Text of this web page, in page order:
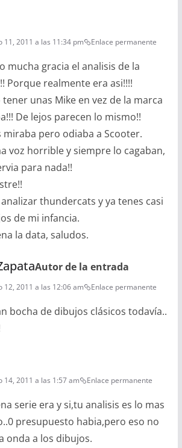
11, 2011 a las 11:34 pm Enlace permanente
mucha gracia el analisis de la
Porque realmente era asi!!!!
tener unas Mike en vez de la marca
De lejos parecen lo mismo!!
miraba pero odiaba a Scooter.
voz horrible y siempre lo cagaban,
para nada!!
thundercats y ya tenes casi
de mi infancia.
la data, saludos.
Autor de la entrada
12, 2011 a las 12:06 am Enlace permanente
bocha de dibujos clásicos todavía..
14, 2011 a las 1:57 am Enlace permanente
serie era y si,tu analisis es lo mas
presupuesto habia,pero eso no
onda a los dibujos.